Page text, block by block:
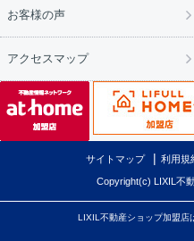
お客様の声
アクセスマップ
サイトマップ 利用規
Copyright(c) LIXIL不
LIXIL不動産ショップ加盟店